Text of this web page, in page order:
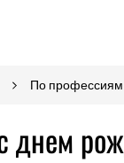
По профессиям
днем